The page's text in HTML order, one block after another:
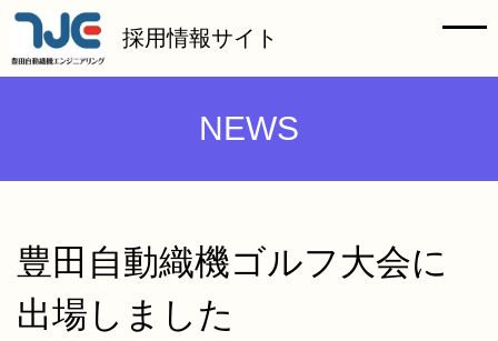
採用情報サイト
HOME
NEWS
豊田自動織機ゴルフ大会に
出場しました